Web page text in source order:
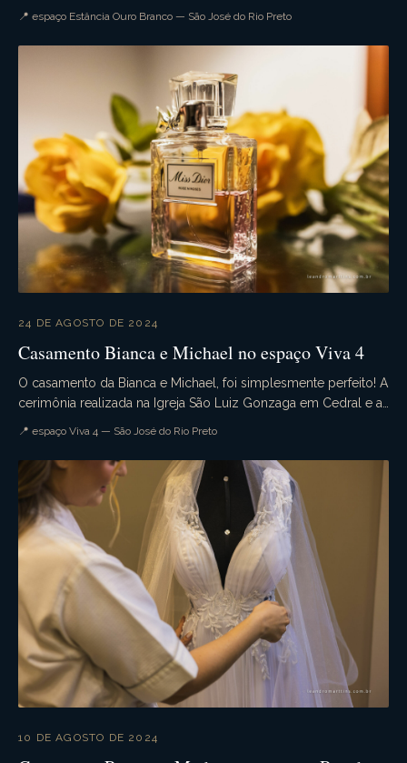
📍 espaço Estância Ouro Branco — São José do Rio Preto
24 DE AGOSTO DE 2024
Casamento Bianca e Michael no espaço Viva 4
O casamento da Bianca e Michael, foi simplesmente perfeito! A
cerimônia realizada na Igreja São Luiz Gonzaga em Cedral e a
📍 espaço Viva 4 — São José do Rio Preto
10 DE AGOSTO DE 2024